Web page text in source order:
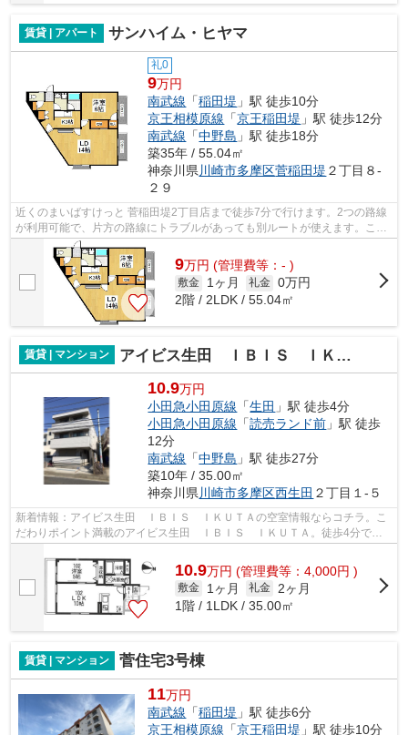
賃貸 | アパート サンハイム・ヒヤマ
礼0
9万円
南武線 「稲田堤 」駅 徒歩10分
京王相模原線 「京王稲田堤 」駅 徒歩12分
南武線 「中野島 」駅 徒歩18分
築35年 / 55.04㎡
神奈川県 川崎市多摩区菅稲田堤 ２丁目８-
２９
近くのまいばすけっと 菅稲田堤2丁目店まで徒歩7分で行けます。2つの路線
が利用可能で、片方の路線にトラブルがあっても別ルートが使えます。こち
らの物件はアパートです。利便性の高...
9万円 (管理費等：- )
敷金 1ヶ月 礼金 0万円
2階 / 2LDK / 55.04㎡
賃貸 | マンション アイビス生田 ＩＢＩＳ ＩＫＵＴＡ
10.9万円
小田急小田原線 「生田 」駅 徒歩4分
小田急小田原線 「読売ランド前 」駅 徒歩
12分
南武線 「中野島 」駅 徒歩27分
築10年 / 35.00㎡
神奈川県川崎市多摩区西生田 ２丁目１-５
新着情報：アイビス生田 ＩＢＩＳ ＩＫＵＴＡの空室情報ならコチラ。こ
だわりポイント満載のアイビス生田 ＩＢＩＳ ＩＫＵＴＡ。徒歩4分で駅
10.9万円 (管理費等：4,000円 )
敷金 1ヶ月 礼金
2ヶ月
1階 / 1LDK / 35.00㎡
賃貸 | マンション 菅住宅3号棟
11万円
南武線 「稲田堤 」駅 徒歩6分
京王相模原線 「京王稲田堤 」駅 徒歩10分